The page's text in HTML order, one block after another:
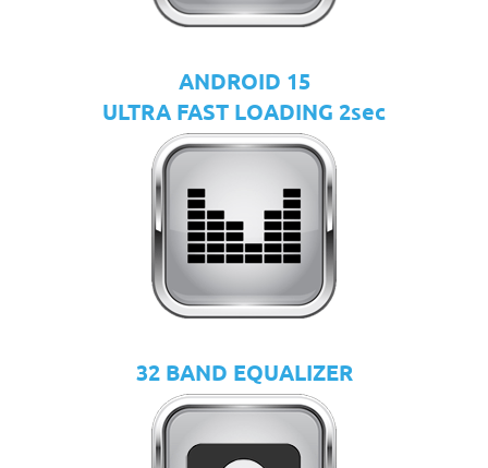
ANDROID 15
ULTRA FAST LOADING 2sec
32 BAND EQUALIZER